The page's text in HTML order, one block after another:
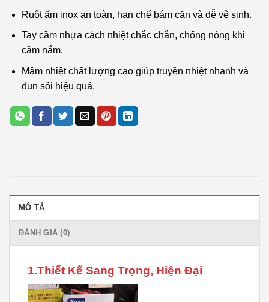
Ruột ấm inox an toàn, hạn chế bám cặn và dễ vệ sinh.
Tay cầm nhựa cách nhiệt chắc chắn, chống nóng khi
cầm nắm.
Mâm nhiệt chất lượng cao giúp truyền nhiệt nhanh và
đun sôi hiệu quả.
MÔ TẢ
ĐÁNH GIÁ (0)
1.Thiết Kế Sang Trọng, Hiện Đại